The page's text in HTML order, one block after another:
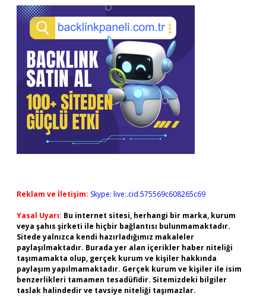
Reklam ve İletişim: Skype: live:.cid.575569c608265c69
Yasal Uyarı: Bu internet sitesi, herhangi bir marka, kurum
veya şahıs şirketi ile hiçbir bağlantısı bulunmamaktadır.
Sitede yalnızca kendi hazırladığımız makaleler
paylaşılmaktadır. Burada yer alan içerikler haber niteliği
taşımamakta olup, gerçek kurum ve kişiler hakkında
paylaşım yapılmamaktadır. Gerçek kurum ve kişiler ile isim
benzerlikleri tamamen tesadüfidir. Sitemizdeki bilgiler
taslak halindedir ve tavsiye niteliği taşımazlar.